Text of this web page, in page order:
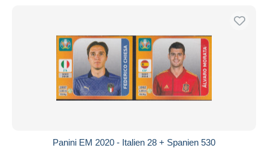
Panini EM 2020 - Italien 28 + Spanien 530